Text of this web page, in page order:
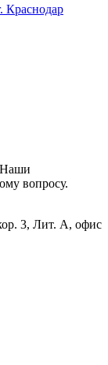
Краснодар
Наши
вопросу.
3, Лит. А, офис